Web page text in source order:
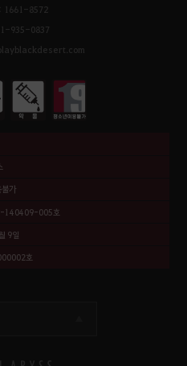
1661-8572
935-0837
가
140409-005호
9일
호